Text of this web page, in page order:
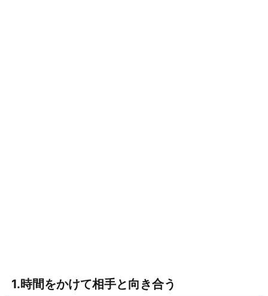
広
1.時間をかけて相手と向き合う